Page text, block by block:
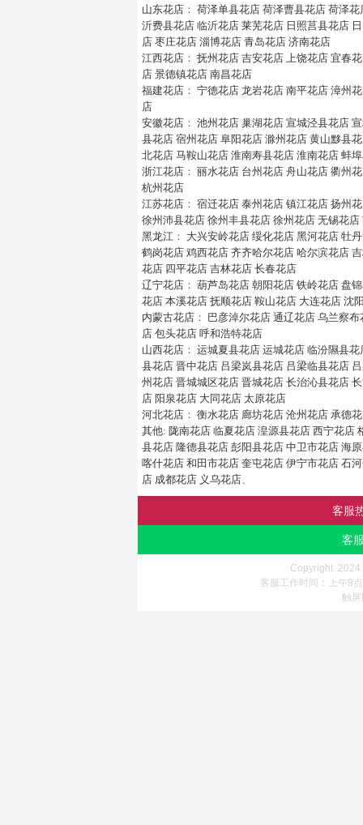
山东花店 ： 荷泽单县花店 荷泽曹县花店 荷泽花
沂费县花店 临沂花店 莱芜花店 日照莒县花店
店 枣庄花店 淄博花店 青岛花店 济南花店
江西花店 ： 抚州花店 吉安花店 上饶花店 宜春
店 景德镇花店 南昌花店
福建花店 ： 宁德花店 龙岩花店 南平花店 漳州
店
安徽花店 ： 池州花店 巢湖花店 宣城泾县花店
县花店 宿州花店 阜阳花店 滁州花店 黄山黟县
北花店 马鞍山花店 淮南寿县花店 淮南花店 蚌
浙江花店 ： 丽水花店 台州花店 舟山花店 衢州
杭州花店
江苏花店 ： 宿迁花店 泰州花店 镇江花店 扬州
徐州沛县花店 徐州丰县花店 徐州花店 无锡花店
黑龙江 ： 大兴安岭花店 绥化花店 黑河花店 牡
鹤岗花店 鸡西花店 齐齐哈尔花店 哈尔滨花店
花店 四平花店 吉林花店 长春花店
辽宁花店 ： 葫芦岛花店 朝阳花店 铁岭花店 盘
花店 本溪花店 抚顺花店 鞍山花店 大连花店 沈
内蒙古花店 ： 巴彦淖尔花店 通辽花店 乌兰察布
店 包头花店 呼和浩特花店
山西花店 ： 运城夏县花店 运城花店 临汾隰县花
县花店 晋中花店 吕梁岚县花店 吕梁临县花店
州花店 晋城城区花店 晋城花店 长治沁县花店
店 阳泉花店 大同花店 太原花店
河北花店 ： 衡水花店 廊坊花店 沧州花店 承德
其他: 陇南花店 临夏花店 湟源县花店 西宁花店
县花店 隆德县花店 彭阳县花店 中卫市花店 海
喀什花店 和田市花店 奎屯花店 伊宁市花店 石
店 成都花店 义乌花店、
客服
客
Copyright 2024
客服工作时间：上午9
触